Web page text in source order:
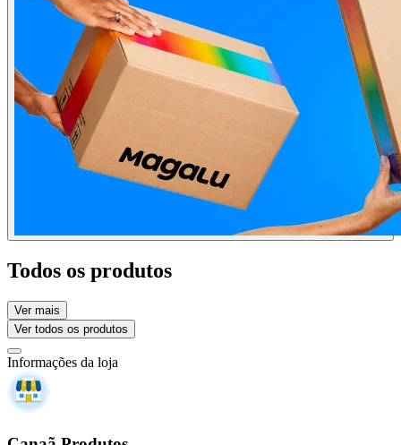
Todos os produtos
Ver mais
Ver todos os produtos
Informações da loja